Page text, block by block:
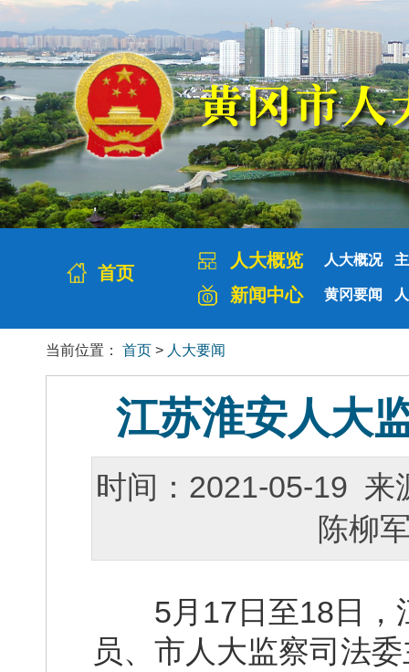
首页
人大概览 人大概况
新闻中心 黄冈要闻
当前位置： 首页 > 人大要闻
江苏淮安人大
时间：2021-05-19 来
陈柳
5月17日至18日，
员、市人大监察司法